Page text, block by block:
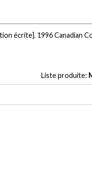
écrite]. 1996 Canadian
Liste produite: